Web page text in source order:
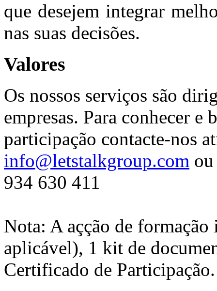
que desejem integrar
nas suas decisões.
Valores
Os nossos serviços são
empresas. Para conhecer e
participação contacte-nos
info@letstalkgroup.com
934 630 411
Nota: A açção de
aplicável), 1 kit de
Certificado de Participação.